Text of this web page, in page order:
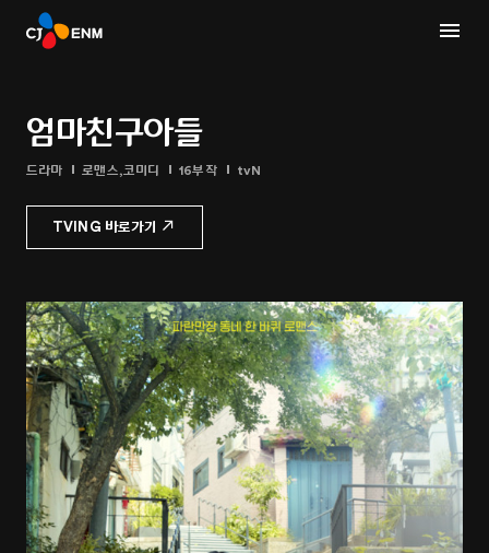
엄마친구아들
드라마 로맨스,코미디 16부작 tvN
TVING 바로가기